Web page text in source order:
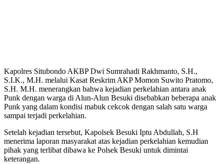
Kapolres Situbondo AKBP Dwi Sumrahadi Rakhmanto, S.H.,
S.I.K., M.H. melalui Kasat Reskrim AKP Momon Suwito Pratomo,
S.H. M.H. menerangkan bahwa kejadian perkelahian antara anak
Punk dengan warga di Alun-Alun Besuki disebabkan beberapa anak
Punk yang dalam kondisi mabuk cekcok dengan salah satu warga
sampai terjadi perkelahian.
Setelah kejadian tersebut, Kapolsek Besuki Iptu Abdullah, S.H
menerima laporan masyarakat atas kejadian perkelahian kemudian
pihak yang terlibat dibawa ke Polsek Besuki untuk dimintai
keterangan.